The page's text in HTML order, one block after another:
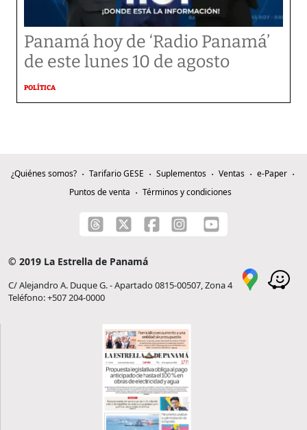
Panamá hoy de ‘Radio Panamá’
de este lunes 10 de agosto
POLÍTICA
¿Quiénes somos? Tarifario GESE Suplementos Ventas
e-Paper
Puntos de venta
Términos y condiciones
© 2019 La Estrella de Panamá
C/ Alejandro A. Duque G. - Apartado 0815-00507, Zona 4
Teléfono: +507 204-0000